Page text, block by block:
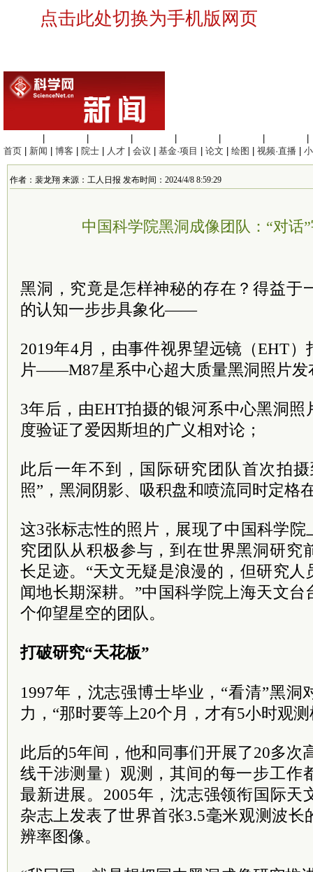
点击此处切换为手机版网页
首页
新闻 博客 院士 人才 会议 基金·项目 论文 绘图 视频·直播
作者：裴龙翔 来源：工人日报 发布时间：2024/4/8 8:59:29
中国科学院黑洞成像团队：“对话
黑洞，究竟是怎样神秘的存在？得益于
的认知一步步具象化——
2019年4月，由事件视界望远镜（EHT
片——M87星系中心超大质量黑洞照片发
3年后，由EHT拍摄的银河系中心黑洞
度验证了爱因斯坦的广义相对论；
此后一年不到，国际研究团队首次拍
照”，黑洞阴影、吸积盘和喷流同时定格
这3张标志性的照片，展现了中国科学
究团队从积极参与，到在世界黑洞研究
长足迹。“天文无疑是浪漫的，但研究
闻地长期深耕。”中国科学院上海天文
个仰望星空的团队。
打破研究“天花板”
1997年，沈志强博士毕业，“看清”黑洞
力，“那时要等上20个月，才有5小时观
此后的5年间，他和同事们开展了20多次
线干涉测量）观测，其间的每一步工作
最新进展。2005年，沈志强领衔国际天
杂志上发表了世界首张3.5毫米观测波长
辨率图像。